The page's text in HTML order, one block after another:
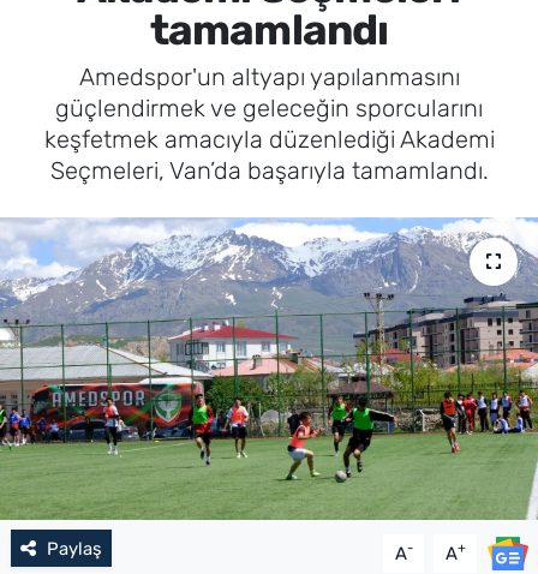
tamamlandı
Amedspor'un altyapı yapılanmasını
güçlendirmek ve geleceğin sporcularını
keşfetmek amacıyla düzenlediği Akademi
Seçmeleri, Van’da başarıyla tamamlandı.
Paylaş A- A+